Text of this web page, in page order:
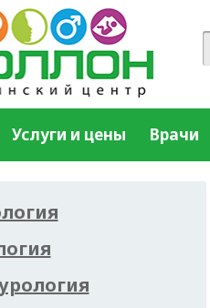
Услуги и цены Врачи